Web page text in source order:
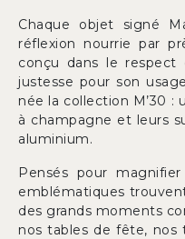
Chaque objet signé
réflexion nourrie par
conçu dans le
justesse pour son
née la collection M’30 :
à champagne et leurs
aluminium.
Pensés pour
emblématiques
des grands moments
nos tables de fête, nos